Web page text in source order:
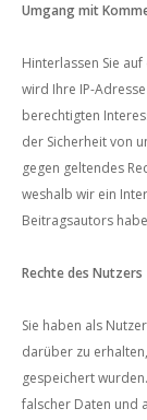
Umgang mit
Hinterlassen Sie
wird Ihre IP-
berechtigten
der Sicherheit von
gegen geltendes
weshalb wir ein
Beitragsautors
Rechte des Nutzers
Sie haben als
darüber zu
gespeichert
falscher Daten und